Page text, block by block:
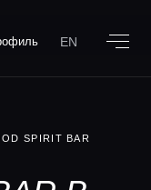
EN
SPIRIT BAR